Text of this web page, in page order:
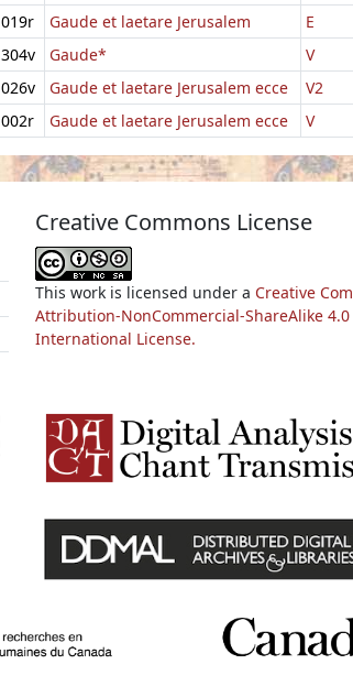
019r Gaude et laetare Jerusalem E
304v Gaude* V
026v Gaude et laetare Jerusalem ecce V2
002r Gaude et laetare Jerusalem ecce V
Creative Commons License
This work is licensed under a Creative
Attribution-NonCommercial-ShareAlike 4.0
International License.